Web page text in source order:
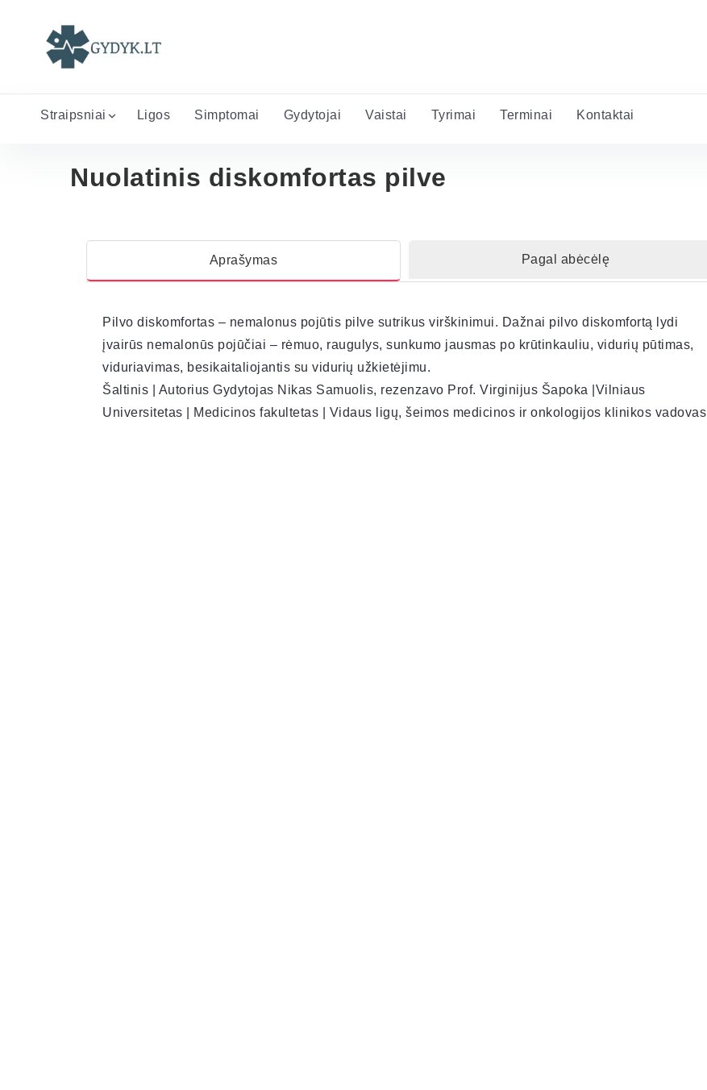
Straipsniai Ligos Simptomai Gydytojai Vaistai Tyrimai Terminai Kontaktai
Nuolatinis diskomfortas pilve
Aprašymas Pagal abėcėlę
Pilvo diskomfortas – nemalonus pojūtis pilve sutrikus virškinimui. Dažnai pilvo diskomfortą lydi
įvairūs nemalonūs pojūčiai – rėmuo, raugulys, sunkumo jausmas po krūtinkauliu, vidurių pūtimas,
viduriavimas, besikaitaliojantis su vidurių užkietėjimu.
Šaltinis | Autorius Gydytojas Nikas Samuolis, rezenzavo Prof. Virginijus Šapoka |Vilniaus
Universitetas | Medicinos fakultetas | Vidaus ligų, šeimos medicinos ir onkologijos klinikos vadovas